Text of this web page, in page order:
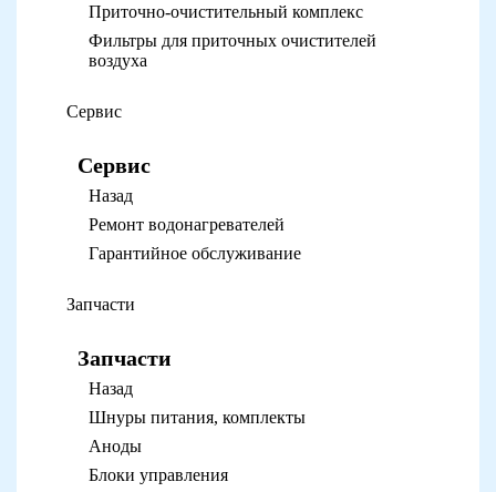
Приточно-очистительный комплекс
Фильтры для приточных очистителей
воздуха
Сервис
Сервис
Назад
Ремонт водонагревателей
Гарантийное обслуживание
Запчасти
Запчасти
Назад
Шнуры питания, комплекты
Аноды
Блоки управления